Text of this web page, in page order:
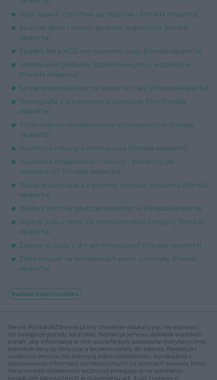
Rybi zapach z pochwy po stosunku [Porada eksperta]
Skurcze dłoni i twarzy podczas współżycia [Porada
eksperta]
Spadek beta HCG we wczesnej ciąży [Porada eksperta]
Stosowanie globulek dopochwowych a współżycie
[Porada eksperta]
Syrop prawoślazowy na kaszel w ciąży [Porada eksperta]
Tomografia z kontrastem a obniżone TSH [Porada
eksperta]
Trzon macicy niejednorodny echogenicznie [Porada
eksperta]
Usunięcie macicy a menopauza [Porada eksperta]
Usuwanie mięśniaków i macicy - przed czy po
miesiączce? [Porada eksperta]
Woda wypływająca z pochwy podczas stosunku [Porada
eksperta]
Woda z pochwy podczas współżycia [Porada eksperta]
Wpływ jodu z tężni na niedoczynność tarczycy [Porada
eksperta]
Zajście w ciążę 2 dni po miesiączce? [Porada eksperta]
Żółte strupki na brodawkach piersi u kobiety [Porada
eksperta]
Barbara Grzechocińska
Serwis PoradnikZdrowie.pl ma charakter edukacyjny, nie stanowi i
nie zastępuje porady lekarskiej. Redakcja serwisu dokłada wszelkich
starań, aby informacje w nim zawarte były poprawne merytorycznie,
jednakże decyzja dotycząca leczenia należy do lekarza. Redakcja i
wydawca serwisu nie ponoszą odpowiedzialności wynikającej z
zastosowania informacji zamieszczonych na stronach serwisu, który
nie prowadzi działalności leczniczej polegającej na udzielaniu
świadczeń zdrowotnych w rozumieniu art. 3 ust 1 ustawy o